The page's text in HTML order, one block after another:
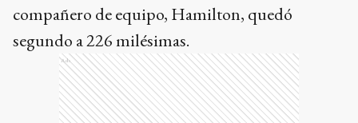
compañero de equipo, Hamilton, quedó
segundo a 226 milésimas.
Ads